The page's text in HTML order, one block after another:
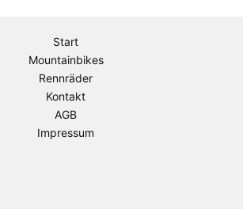
Start
Mountainbikes
Rennräder
Kontakt
AGB
Impressum